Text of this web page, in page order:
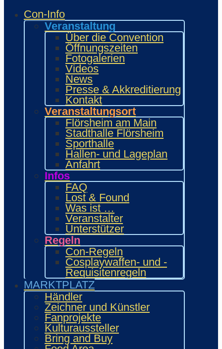
Con-Info
Veranstaltung
Über die Convention
Öffnungszeiten
Fotogalerien
Videos
News
Presse & Akkreditierung
Kontakt
Veranstaltungsort
Flörsheim am Main
Stadthalle Flörsheim
Sporthalle
Hallen- und Lageplan
Anfahrt
Infos
FAQ
Lost & Found
Was ist …
Veranstalter
Unterstützer
Regeln
Con-Regeln
Cosplaywaffen- und -
Requisitenregeln
MARKTPLATZ
Händler
Zeichner und Künstler
Fanprojekte
Kulturaussteller
Bring and Buy
Con-Regeln
Cosplaywaffen- und -
Requisitenregeln
MARKTPLATZ
Händler
Zeichner und Künstler
Fanprojekte
Kulturaussteller
Bring and Buy
Food Area
Maidcafé
INTERAKTIV
Workshops und Präsentationen
Gamesroom
Trading Card Games (TCG)
Brettspiele
Karaoke
Wettbewerbe
ENTERTAINMENT
Ehrengäste
Showacts
Anime-Kino
Kulturprogramm
Cosplayball
Programm
Programm 2026
Wie.MAI.KAI App
Vergangenes Con-Programm
Bewerbung
Händler
Zeichner & Künstler
Aussteller & Fanprojekte